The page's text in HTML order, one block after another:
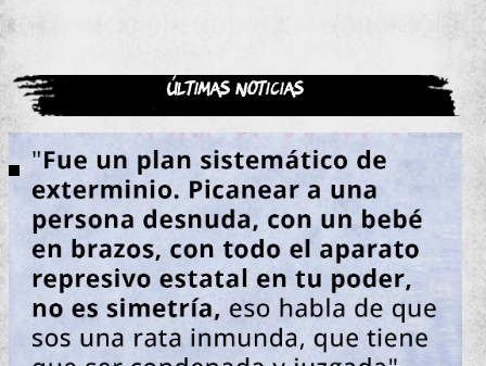
Últimas noticias